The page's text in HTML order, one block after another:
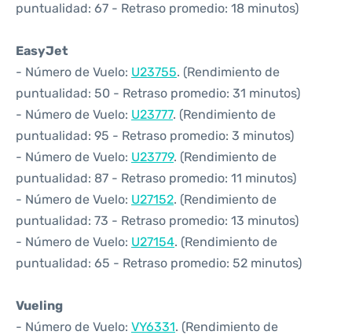
puntualidad: 67 - Retraso promedio: 18 minutos)
EasyJet
- Número de Vuelo: U23755. (Rendimiento de
puntualidad: 50 - Retraso promedio: 31 minutos)
- Número de Vuelo: U23777. (Rendimiento de
puntualidad: 95 - Retraso promedio: 3 minutos)
- Número de Vuelo: U23779. (Rendimiento de
puntualidad: 87 - Retraso promedio: 11 minutos)
- Número de Vuelo: U27152. (Rendimiento de
puntualidad: 73 - Retraso promedio: 13 minutos)
- Número de Vuelo: U27154. (Rendimiento de
puntualidad: 65 - Retraso promedio: 52 minutos)
Vueling
- Número de Vuelo: VY6331. (Rendimiento de